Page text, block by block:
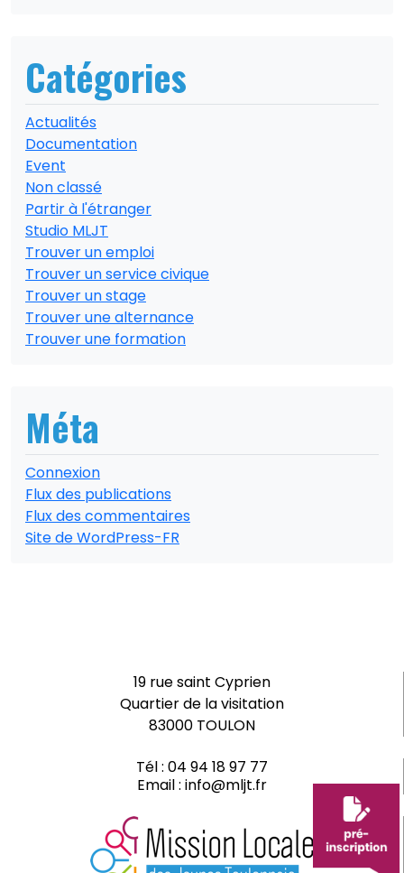
Catégories
Actualités
Documentation
Event
Non classé
Partir à l'étranger
Studio MLJT
Trouver un emploi
Trouver un service civique
Trouver un stage
Trouver une alternance
Trouver une formation
Méta
Connexion
Flux des publications
Flux des commentaires
Site de WordPress-FR
19 rue saint Cyprien
Quartier de la visitation
83000 TOULON
Tél : 04 94 18 97 77
Email : info@mljt.fr